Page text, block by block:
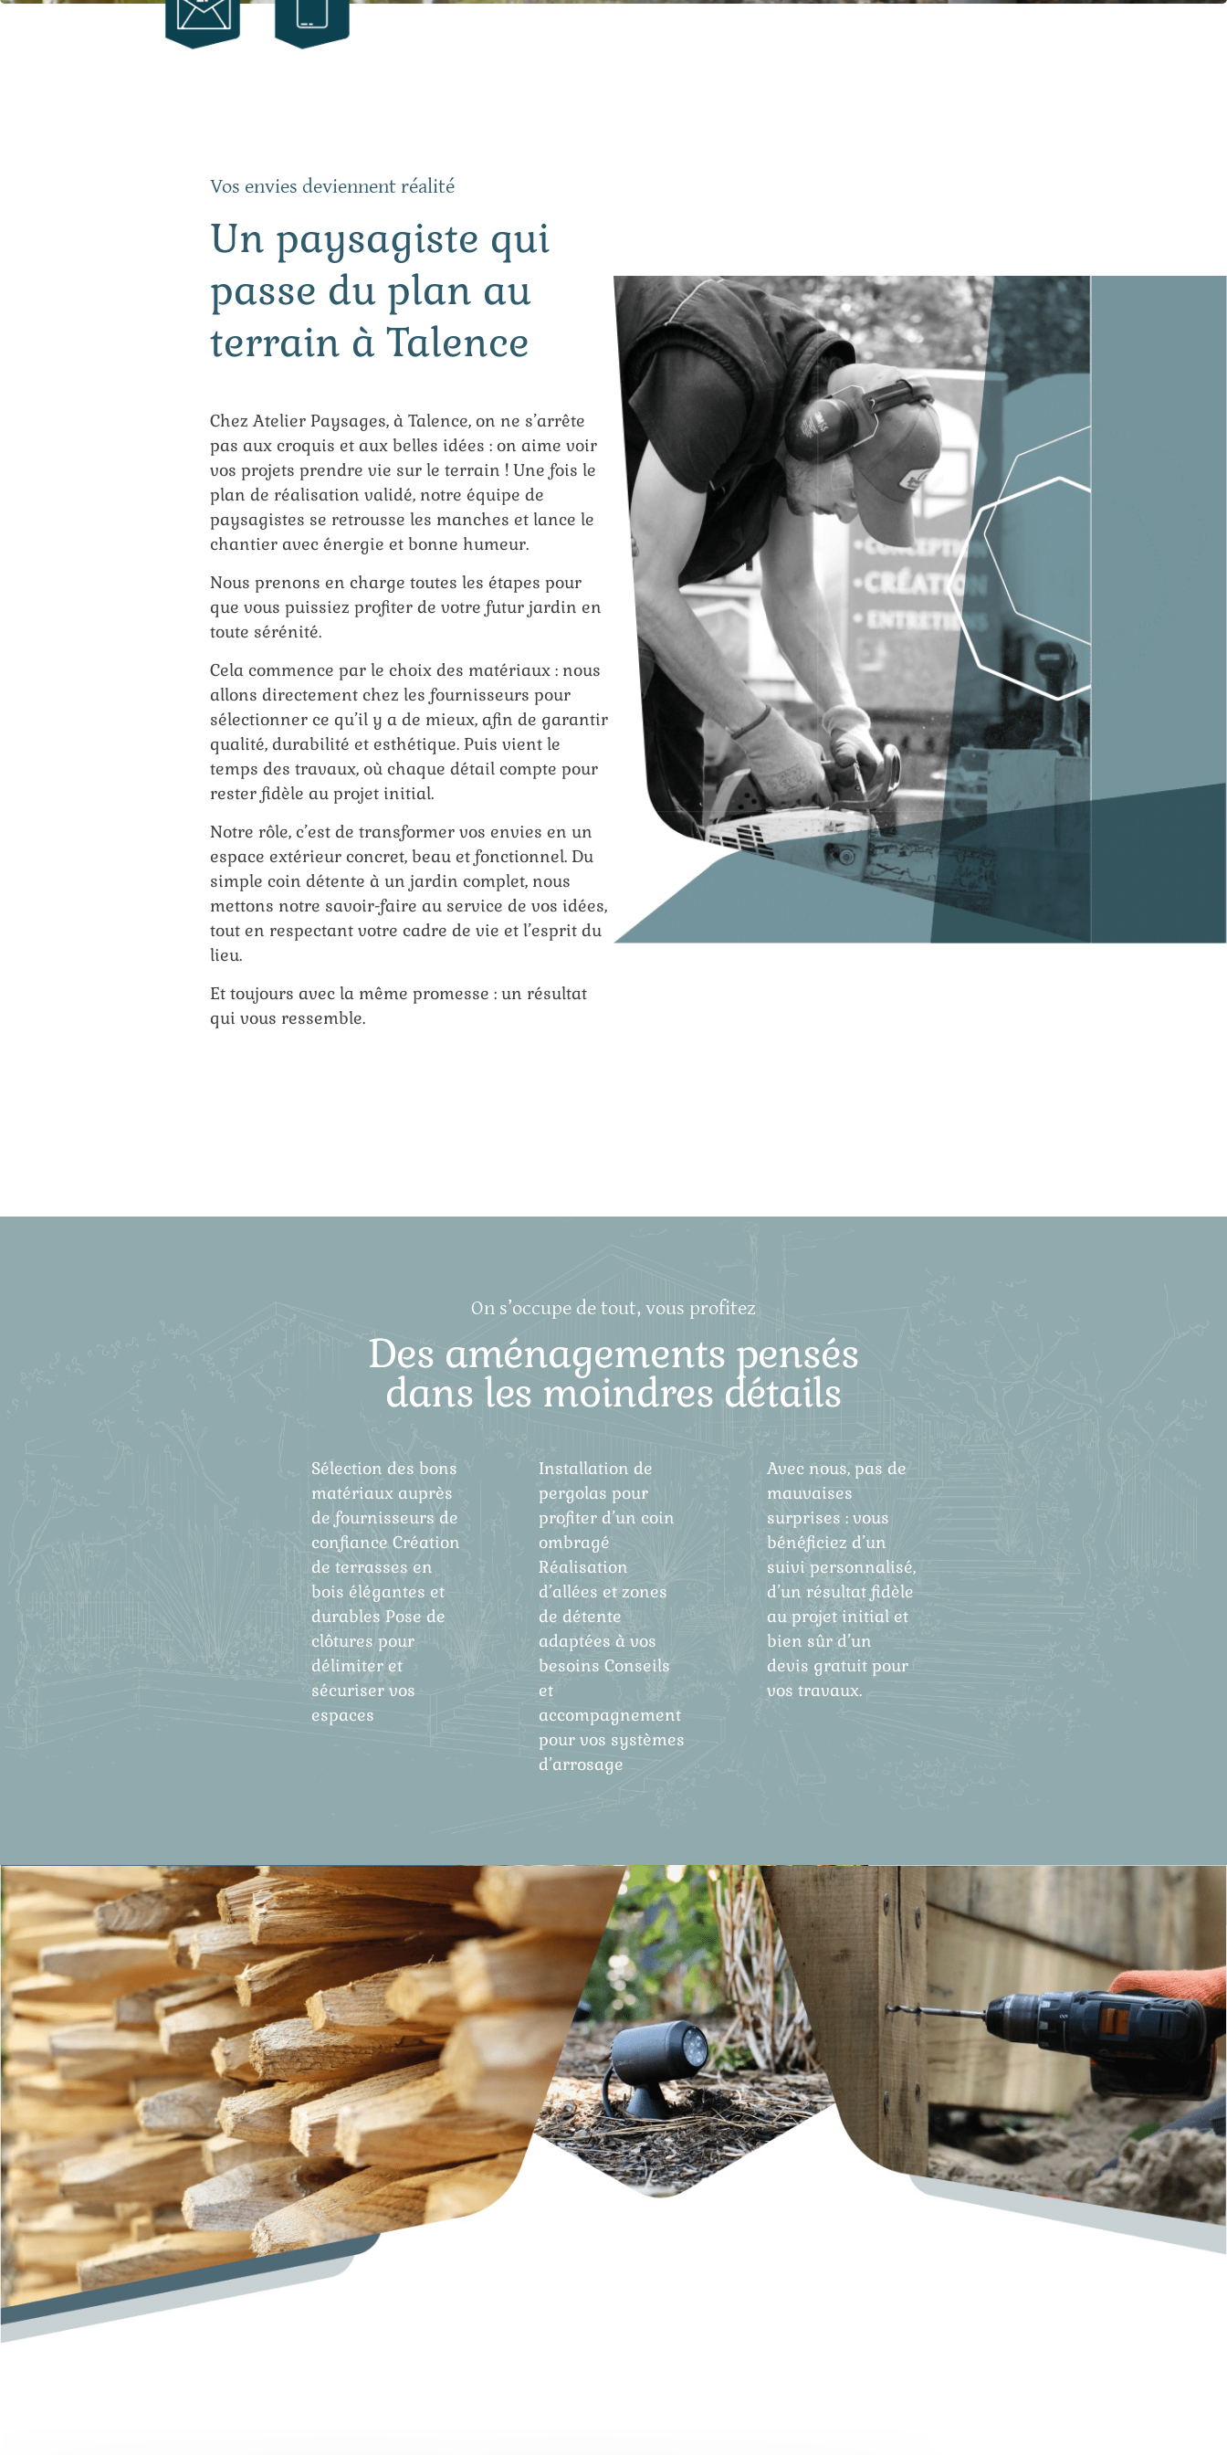
Vos envies deviennent réalité
Un paysagiste qui
passe du plan au
terrain à Talence
Chez Atelier Paysages, à Talence, on ne s’arrête
pas aux croquis et aux belles idées : on aime voir
vos projets prendre vie sur le terrain ! Une fois le
plan de réalisation validé, notre équipe de
paysagistes se retrousse les manches et lance le
chantier avec énergie et bonne humeur.
Nous prenons en charge toutes les étapes pour
que vous puissiez profiter de votre futur jardin en
toute sérénité.
Cela commence par le choix des matériaux : nous
allons directement chez les fournisseurs pour
sélectionner ce qu’il y a de mieux, afin de garantir
qualité, durabilité et esthétique. Puis vient le
temps des travaux, où chaque détail compte pour
rester fidèle au projet initial.
Notre rôle, c’est de transformer vos envies en un
espace extérieur concret, beau et fonctionnel. Du
simple coin détente à un jardin complet, nous
mettons notre savoir-faire au service de vos idées,
tout en respectant votre cadre de vie et l’esprit du
lieu.
Et toujours avec la même promesse : un résultat
qui vous ressemble.
On s’occupe de tout, vous profitez
Des aménagements pensés
dans les moindres détails
Sélection des bons
matériaux auprès
de fournisseurs de
confiance Création
de terrasses en
bois élégantes et
durables Pose de
clôtures pour
délimiter et
sécuriser vos
espaces
Installation de
pergolas pour
profiter d’un coin
ombragé
Réalisation
d’allées et zones
de détente
adaptées à vos
besoins Conseils
et
accompagnement
pour vos systèmes
d’arrosage
Avec nous, pas de
mauvaises
surprises : vous
bénéficiez d’un
suivi personnalisé,
d’un résultat fidèle
au projet initial et
bien sûr d’un
devis gratuit pour
vos travaux.